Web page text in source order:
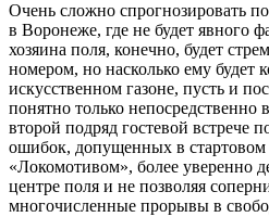
Очень сложно спрогнозировать
в Воронеже, где не будет явного
хозяина поля, конечно, будет
номером, но насколько ему будет
искусственном газоне, пусть и
понятно только
второй подряд гостевой встрече
ошибок, допущенных в стартовом
«Локомотивом», более уверенно
центре поля и не позволяя
многочисленные прорывы в